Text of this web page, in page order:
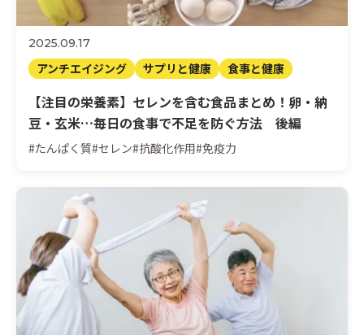
2025.09.17
アンチエイジング サプリと健康 食事と健康
【注目の栄養素】セレンを含む食品まとめ！卵・納
豆・玄米…毎日の食事で不足を防ぐ方法 後編
#たんぱく質#セレン#抗酸化作用#免疫力